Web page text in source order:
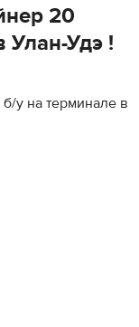
20
Улан-Удэ !
у на терминале в